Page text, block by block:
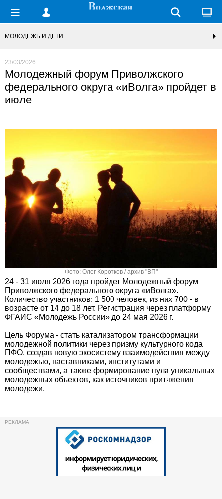
МОЛОДЕЖЬ И ДЕТИ
23/03/2026
Молодежный форум Приволжского
федерального округа «иВолга» пройдет в
июле
Фото: Олег Коротков / архив "ВП"
24 - 31 июля 2026 года пройдет Молодежный форум
Приволжского федерального округа «иВолга».
Количество участников: 1 500 человек, из них 700 - в
возрасте от 14 до 18 лет. Регистрация через платформу
ФГАИС «Молодежь России» до 24 мая 2026 г.
Цель Форума - стать катализатором трансформации
молодежной политики через призму культурного кода
ПФО, создав новую экосистему взаимодействия между
молодежью, наставниками, институтами и
сообществами, а также формирование пула уникальных
молодежных объектов, как источников притяжения
молодежи.